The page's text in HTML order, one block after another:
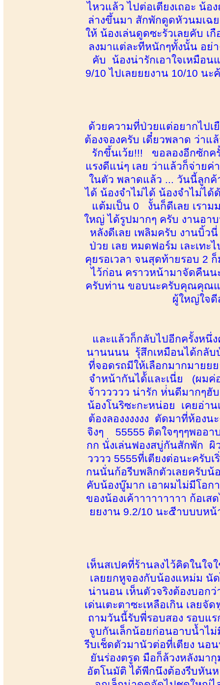
ไหวแล้ว ไปต่อเตียงเถอะ น้
ล่างขึ้นมา สักพักดูดหัวนมเฉย
ให้ น้องเล่นดูดซะรัวเลยคับ เ
ลงมาแต่ละทีหนักๆทั้งนั้น อย่
คับ น้องน่ารักเอาใจเหมือ
9/10 ไปเลยยยงาน 10/10 น
ด้วยความที่ป่วยแต่อยากไป
ต้องจองครับ เดี๋ยวพลาด ว่า
รักขึ้นเว้ย!!! ขอลองอีกซักค
แรงดีแน่ๆ เลย ว่าแล้วก็จ่าย
ในตัว พลาดแล้ว ... วันนี้ลูกค้
ได้ น้องจำไม่ได้ น้องจำไม่ไ
แต้มเป็น 0 งั้นก็ดีเลย เรา
ใหญ่ ได้รูปมากๆ ครับ งานอา
หลังดีเลย เพลิมครับ งานบิ้
ป่วย เลย หมดฟอร์ม เละเทะ
คุยรอเวลา จนสุดท้ายรอบ 2
ไว้ก่อน คราวหน้ามาจัดคืน
ครับท่าน ขอบนะครับคุณคุณแ
ผู้ใหญ่ใจ
และแล้วก็กลับไปอีกครั้งหนึ่
นานนนน รุ้สึกเหมือนได้กลับ
ที่จอดรถมีให้เลือกมากมายย
จำหน้ากันได้้และเนี่ย (ผมค่
จ้าววววว น่ารัก ห่่นดีมากๆ
น้องโนริซะกะหน่อย เคยอ่า
ต้องลองงงงงง ตัดมาที่ห้อง
จิงๆ 55555 ติดใจๆๆๆพออ
กก นั่งเล่นฟองสบู่กันสักพัก ผิ
วววว 5555ที่เตียงต่อนะครั
กนนั่นก้อรีบพลิกตัวเลยครับน้
คับน้องบู๊มาก เอาผมไม่มีโอก
ของน้องเค้าาาาาาาาา ก้อเ
ยยงาน 9.2/10 นะ๕ีาบบบหน้
เห็นสเปคที่ร้านลงไว้คิดในใจ
เลยยกหูจองกับน้องแหม่ม นั
น่านอน เห็นตัวจริงต้องบอก
เด่นเตะตาซะเหลือเกิน เลย
ถามวันนี้รับพี่รอบสอง รอบแร
จูบกันเล็กน้อยก่อนอาบน้ำไ
รีบเช็ดตัวมานัวต่อที่เตียง นอ
ยันร่องตรูด มือก็ล้วงหลังมา
อัตโนมัติ ได้พีกนึงต้องรีบหัน